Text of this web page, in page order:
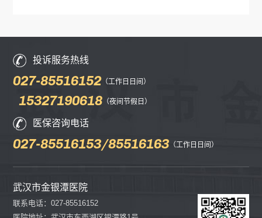
投诉服务热线
027-85516152（工作日日间）
15327190618 （夜间节假日）
医保咨询电话
027-85516153/85516163 （工作日日间）
武汉市金银潭医院
联系电话：027-85516152